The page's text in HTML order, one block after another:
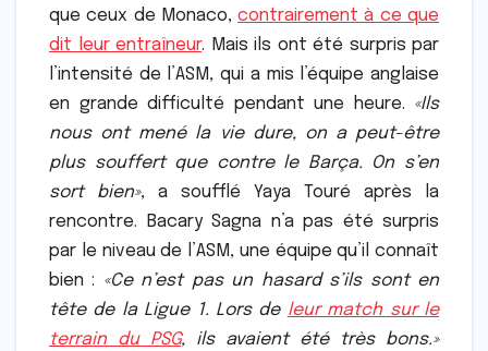
que ceux de Monaco,contrairement à ce que
dit leur entraîneur. Mais ils ont été surpris par
l’intensité de l’ASM, qui a mis l’équipe anglaise
en grande difficulté pendant une heure. «Ils
nous ont mené la vie dure, on a peut-être
plus souffert que contre le Barça. On s’en
sort bien», a soufflé Yaya Touré après la
rencontre. Bacary Sagna n’a pas été surpris
par le niveau de l’ASM, une équipe qu’il connaît
bien : «Ce n’est pas un hasard s’ils sont en
tête de la Ligue 1. Lors de leur match sur le
terrain du PSG, ils avaient été très bons.»